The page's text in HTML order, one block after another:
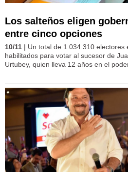
Los salteños eligen
entre cinco opciones
10/11 | Un total de 1.034.310 electores
habilitados para votar al sucesor de
Urtubey, quien lleva 12 años en el